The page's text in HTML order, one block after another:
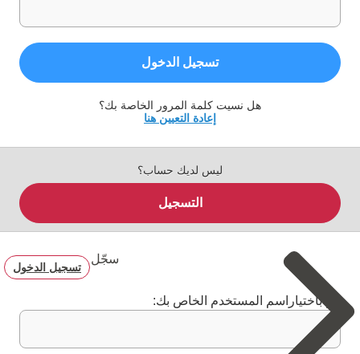
تسجيل الدخول
هل نسيت كلمة المرور الخاصة بك؟
إعادة التعيين هنا
ليس لديك حساب؟
التسجيل
سجّل
تسجيل الدخول
قم باختياراسم المستخدم الخاص بك: